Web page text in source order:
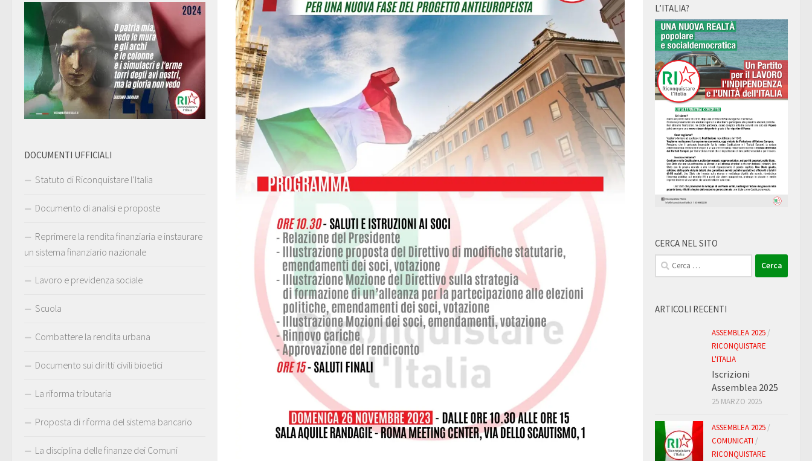
DOCUMENTI UFFICIALI
Statuto di Riconquistare l’Italia
Documento di analisi e proposte
Reprimere la rendita finanziaria e instaurare
un sistema finanziario nazionale
Lavoro e previdenza sociale
Scuola
Combattere la rendita urbana
Documento sui diritti civili bioetici
La riforma tributaria
Proposta di riforma del sistema bancario
La disciplina delle finanze dei Comuni
L’ITALIA?
CERCA NEL SITO
Ricerca
per:
ARTICOLI RECENTI
ASSEMBLEA 2025 /
RICONQUISTARE
L'ITALIA
Iscrizioni
Assemblea 2025
25 MARZO 2025
ASSEMBLEA 2025 /
COMUNICATI /
RICONQUISTARE